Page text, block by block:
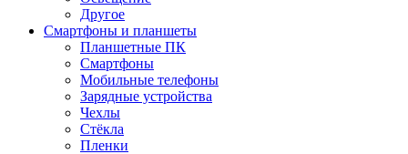
Другое
Смартфоны и планшеты
Планшетные ПК
Смартфоны
Мобильные телефоны
Зарядные устройства
Чехлы
Стёкла
Пленки